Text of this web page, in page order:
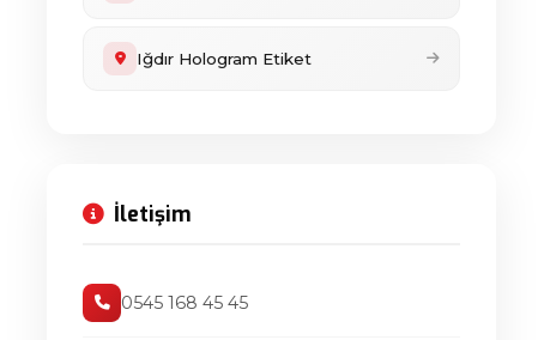
Iğdır Hologram Etiket
İletişim
0545 168 45 45